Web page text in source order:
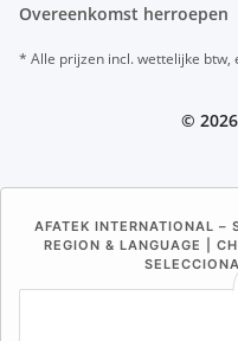
Overeenkomst herroepen
* Alle prijzen incl. wettelijke btw,
©
AFATEK INTERNATIONAL –
REGION & LANGUAGE |